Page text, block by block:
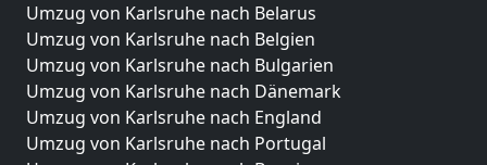
Umzug von Karlsruhe nach Belarus
Umzug von Karlsruhe nach Belgien
Umzug von Karlsruhe nach Bulgarien
Umzug von Karlsruhe nach Dänemark
Umzug von Karlsruhe nach England
Umzug von Karlsruhe nach Portugal